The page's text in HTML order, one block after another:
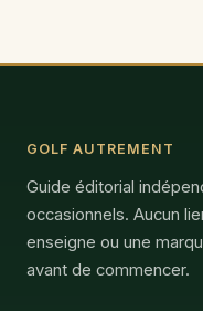
GOLF AUTREMENT
Guide éditorial
occasionnels. Aucun
enseigne ou une
avant de commencer.